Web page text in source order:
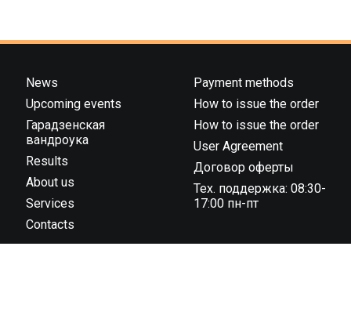
News
Upcoming events
Гарадзенская
вандроука
Results
About us
Services
Contacts
Payment methods
How to issue the order
How to issue the order
User Agreement
Договор оферты
Тех. поддержка: 08:30-
17:00 пн-пт